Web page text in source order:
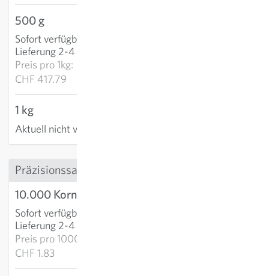
500 g
Sofort verfügbar
Lieferung 2-4 Tage
Preis pro1kg:
CHF 417.79
1 kg
Aktuell nicht verfügbar
Präzisionssaatgut
10.000 Korn (präzi)
Sofort verfügbar
Lieferung 2-4 Tage
Preis pro1000k:
CHF 1.83